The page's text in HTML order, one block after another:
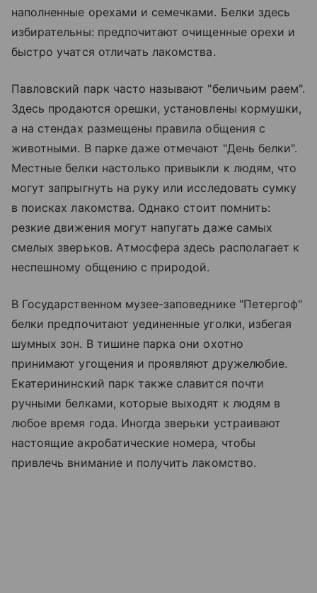
наполненные орехами и семечками. Белки здесь
избирательны: предпочитают очищенные орехи и
быстро учатся отличать лакомства.
Павловский парк часто называют "беличьим раем".
Здесь продаются орешки, установлены кормушки,
а на стендах размещены правила общения с
животными. В парке даже отмечают "День белки".
Местные белки настолько привыкли к людям, что
могут запрыгнуть на руку или исследовать сумку
в поисках лакомства. Однако стоит помнить:
резкие движения могут напугать даже самых
смелых зверьков. Атмосфера здесь располагает к
неспешному общению с природой.
В Государственном музее-заповеднике "Петергоф"
белки предпочитают уединенные уголки, избегая
шумных зон. В тишине парка они охотно
принимают угощения и проявляют дружелюбие.
Екатерининский парк также славится почти
ручными белками, которые выходят к людям в
любое время года. Иногда зверьки устраивают
настоящие акробатические номера, чтобы
привлечь внимание и получить лакомство.